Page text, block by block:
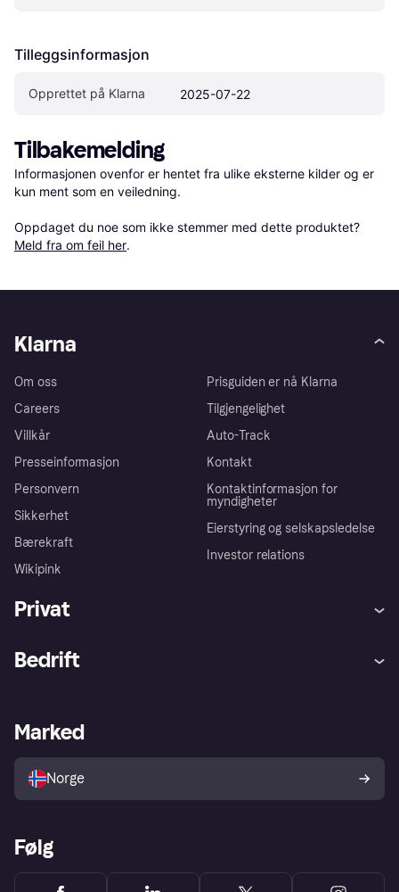
Tilleggsinformasjon
Opprettet på Klarna 2025-07-22
Tilbakemelding
Informasjonen ovenfor er hentet fra ulike eksterne kilder og er
kun ment som en veiledning.
Oppdaget du noe som ikke stemmer med dette produktet?
Meld fra om feil her.
Klarna
Om oss
Careers
Villkår
Presseinformasjon
Personvern
Sikkerhet
Bærekraft
Wikipink
Prisguiden er nå Klarna
Tilgjengelighet
Auto-Track
Kontakt
Kontaktinformasjon for
myndigheter
Eierstyring og selskapsledelse
Investor relations
Privat
Utforsk butikker
Bedrift
Merchant portal
Marked
Norge
Følg